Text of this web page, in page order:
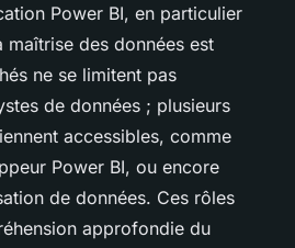
Power BI, en particulier
maîtrise des données est
ne se limitent pas
de données ; plusieurs
accessibles, comme
Power BI, ou encore
de données. Ces rôles
approfondie du